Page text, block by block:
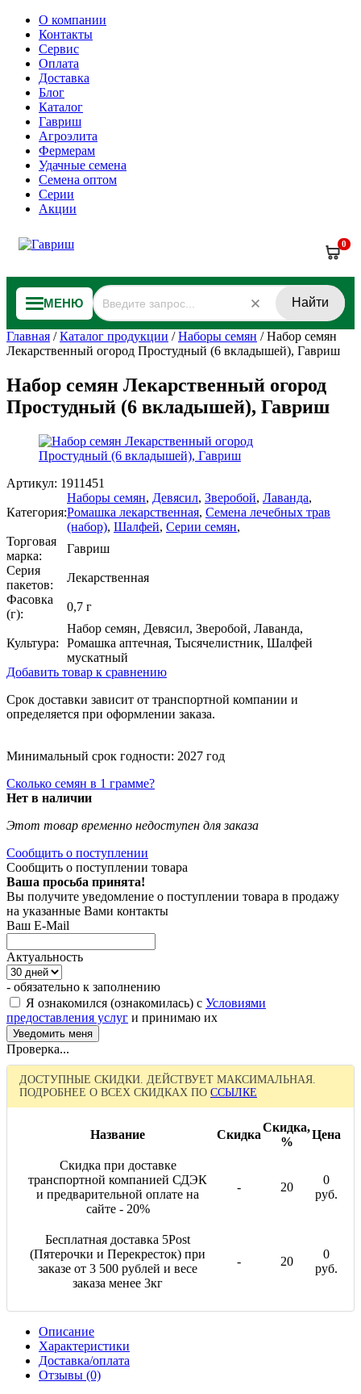
О компании
Контакты
Сервис
Оплата
Доставка
Блог
Каталог
Гавриш
Агроэлита
Фермерам
Удачные семена
Семена оптом
Серии
Акции
0
МЕНЮ Найти
Главная /Каталог продукции /Наборы семян /Набор семян
Лекарственный огород Простудный (6 вкладышей), Гавриш
Набор семян Лекарственный огород
Простудный (6 вкладышей), Гавриш
Артикул: 1911451
Категория:
Наборы семян, Девясил, Зверобой, Лаванда,
Ромашка лекарственная, Семена лечебных трав
(набор), Шалфей, Серии семян,
Торговая
марка:
Гавриш
Серия
пакетов:
Лекарственная
Фасовка
(г):
0,7 г
Культура:
Набор семян, Девясил, Зверобой, Лаванда,
Ромашка аптечная, Тысячелистник, Шалфей
мускатный
Добавить товар к сравнению
Срок доставки зависит от транспортной компании и
определяется при оформлении заказа.
Минимальный срок годности: 2027 год
Сколько семян в 1 грамме?
Нет в наличии
Этот товар временно недоступен для заказа
Сообщить о поступлении
Сообщить о поступлении товара
Ваша просьба принята!
Вы получите уведомление о поступлении товара в продажу
на указанные Вами контакты
Ваш E-Mail
Актуальность
- обязательно к заполнению
Я ознакомился (ознакомилась) с Условиями
предоставления услуг и принимаю их
Проверка...
ДОСТУПНЫЕ СКИДКИ. ДЕЙСТВУЕТ МАКСИМАЛЬНАЯ.
ПОДРОБНЕЕ О ВСЕХ СКИДКАХ ПО ССЫЛКЕ
Название Скидка
Скидка,
%
Цена
Скидка при доставке
транспортной компанией СДЭК
и предварительной оплате на
сайте - 20%
- 20
0
руб.
Бесплатная доставка 5Post
(Пятерочки и Перекресток) при
заказе от 3 500 рублей и весе
заказа менее 3кг
- 20
0
руб.
Описание
Характеристики
Доставка/оплата
Отзывы (0)